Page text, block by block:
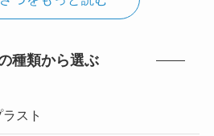
種類から選ぶ
スト